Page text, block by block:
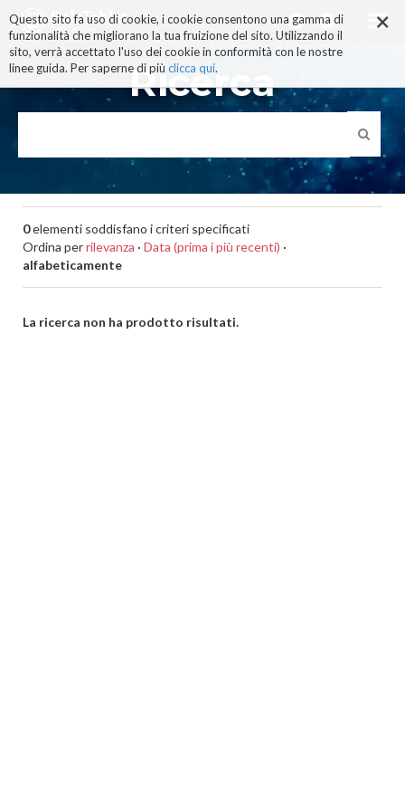
×
Questo sito fa uso di cookie, i cookie consentono una gamma di
funzionalità che migliorano la tua fruizione del sito. Utilizzando il
sito, verrà accettato l'uso dei cookie in conformità con le nostre
linee guida. Per saperne di più clicca qui.
ai
contenuti.
|
alla
navigazione
Ricerca
0elementi soddisfano i criteri specificati
Ordina perrilevanza · Data (prima i più recenti) ·
alfabeticamente
La ricerca non ha prodotto risultati.